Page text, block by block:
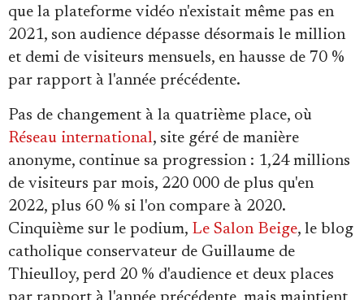
que la plateforme vidéo n'existait même pas en
2021, son audience dépasse désormais le million
et demi de visiteurs mensuels, en hausse de 70 %
par rapport à l'année précédente.
Pas de changement à la quatrième place, où
Réseau international, site géré de manière
anonyme, continue sa progression : 1,24 millions
de visiteurs par mois, 220 000 de plus qu'en
2022, plus 60 % si l'on compare à 2020.
Cinquième sur le podium, Le Salon Beige, le blog
catholique conservateur de Guillaume de
Thieulloy, perd 20 % d'audience et deux places